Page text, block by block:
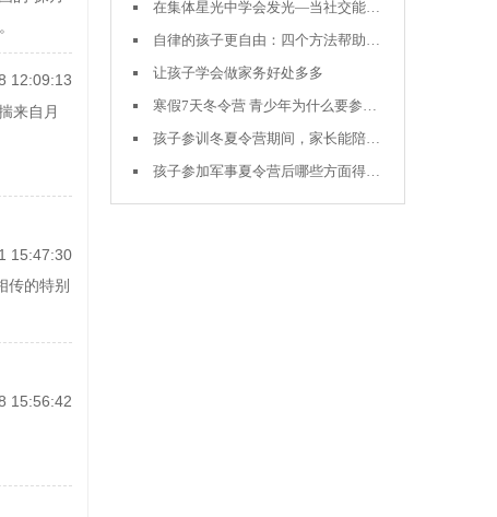
12:09:13
来自月
15:47:30
传的特别
15:56:42
在集体星光中学会发光—当社交能力成为孩子的人生必修课
自律的孩子更自由：四个方法帮助孩子学会自我管理
让孩子学会做家务好处多多
寒假7天冬令营 青少年为什么要参加？让孩子磨练中成长，塑造全新自我
孩子参训冬夏令营期间，家长能陪同吗？
孩子参加军事夏令营后哪些方面得到了提升